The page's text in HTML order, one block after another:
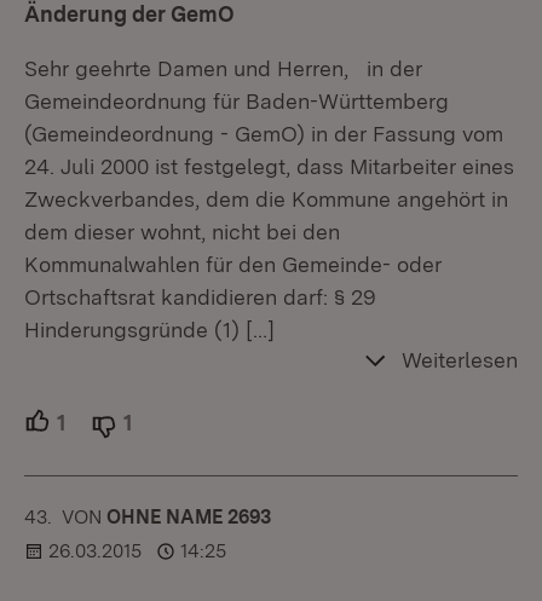
Änderung der GemO
Sehr geehrte Damen und Herren, in der
Gemeindeordnung für Baden-Württemberg
(Gemeindeordnung - GemO) in der Fassung vom
24. Juli 2000 ist festgelegt, dass Mitarbeiter eines
Zweckverbandes, dem die Kommune angehört in
dem dieser wohnt, nicht bei den
Kommunalwahlen für den Gemeinde- oder
Ortschaftsrat kandidieren darf: § 29
Hinderungsgründe (1) […]
Weiterlesen
1 Unterstützer.
1
43. KOMMENTAR
VON :OHNE NAME 2693
26.03.2015
14:25